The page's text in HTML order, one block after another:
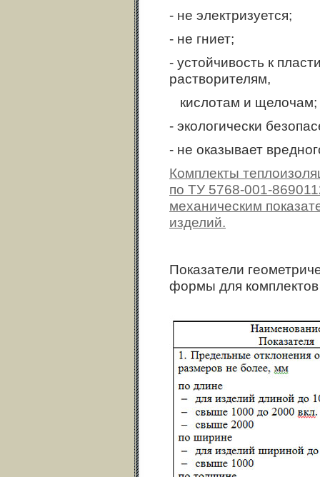
- не электризуется;
- не гниет;
- устойчивость к
растворителям,
кислотам и щелочам;
- экологически
- не оказывает
Комплекты
по ТУ 5768-001-
механическим
изделий.
Показатели
формы для